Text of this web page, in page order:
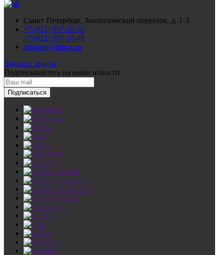
Санкт-Петербург, Зоологический переулок, д. 1-3
+7 (812) 997-10-56
+7 (812) 997-10-48
arhimeb@inbox.ru
Заказать звонок
Подписывайтесь на наши новости